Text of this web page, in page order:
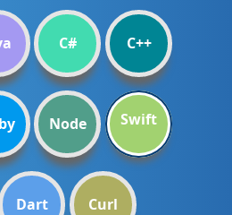
C# C++
Node Swift
Dart Curl